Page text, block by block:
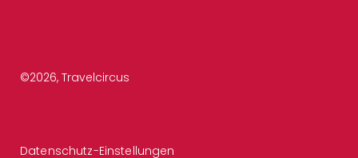
©2026, Travelcircus
Datenschutz-Einstellungen